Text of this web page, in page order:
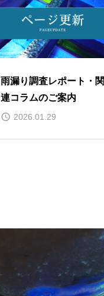
雨漏り調査レポート・関
連コラムのご案内
2026.01.29